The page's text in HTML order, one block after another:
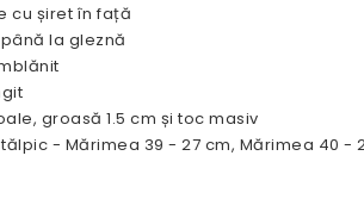
cu șiret în față
la gleznă
groasă 1.5 cm și toc masiv
- Mărimea 39 - 27 cm, Mărimea 40 -